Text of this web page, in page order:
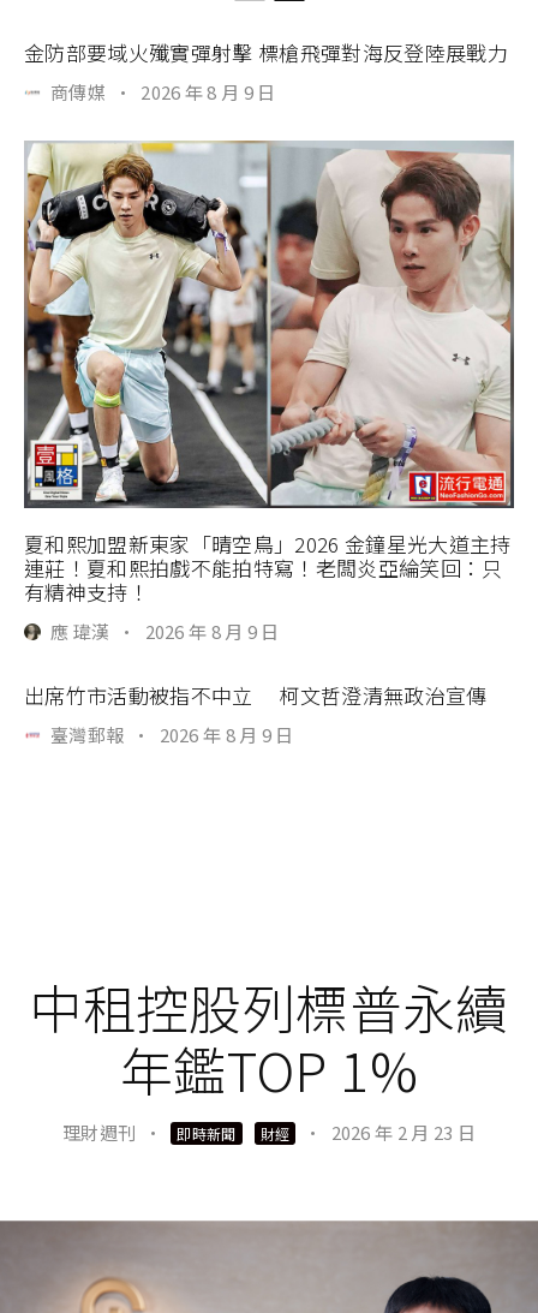
金防部要域火殲實彈射擊 標槍飛彈對海反登陸展戰力
商傳媒 · 2026 年 8 月 9 日
夏和熙加盟新東家「晴空鳥」2026 金鐘星光大道主持
連莊！夏和熙拍戲不能拍特寫！老闆炎亞綸笑回：只
有精神支持！
應 瑋漢 · 2026 年 8 月 9 日
出席竹市活動被指不中立 柯文哲澄清無政治宣傳
臺灣郵報 · 2026 年 8 月 9 日
中租控股列標普永續
年鑑TOP 1%
理財週刊 · 即時新聞 財經 · 2026 年 2 月 23 日